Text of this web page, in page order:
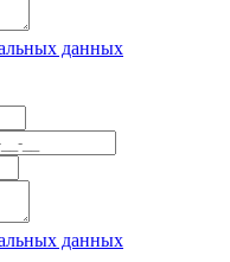
данных
данных